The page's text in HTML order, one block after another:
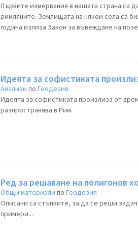
Първите измервания в нашата страна са
римляните. Землищата на някои села са
година излиза Закон за въвеждане на
Идеята за софистиката
Анализи поГеодезия
Идеята за софистиката произлиза от
разпространява в Рим.
Ред за решаване на полигонов
Общи материали поГеодезия
Описани са стъпките, за да се реши
примери...